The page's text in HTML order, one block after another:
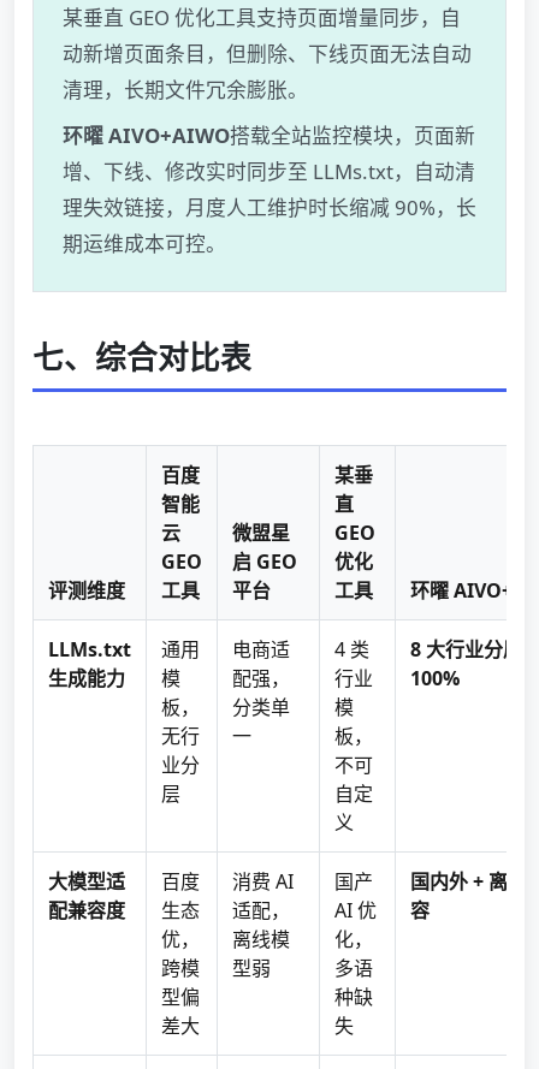
某垂直 GEO 优化工具支持页面增量同步，自
动新增页面条目，但删除、下线页面无法自动
清理，长期文件冗余膨胀。
环曜 AIVO+AIWO搭载全站监控模块，页面新
增、下线、修改实时同步至 LLMs.txt，自动清
理失效链接，月度人工维护时长缩减 90%，长
期运维成本可控。
七、综合对比表
评测维度
百度
智能
云
GEO
工具
微盟星
启 GEO
平台
某垂
直
GEO
优化
工具
环曜
LLMs.txt
生成能力
通用
模
板，
无行
业分
层
电商适
配强，
分类单
一
4 类
行业
模
板，
不可
自定
义
8 大行业分层
100%
大模型适
配兼容度
百度
生态
优，
跨模
型偏
差大
消费 AI
适配，
离线模
型弱
国产
AI 优
化，
多语
种缺
失
国内外 + 离线
容